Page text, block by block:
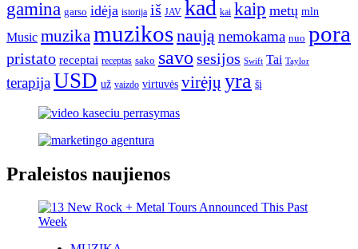
gamina garso idėja istorija iš JAV kad kai kaip metų mln
Music muzika muzikosnaują nemokama nuo pora
pristato receptai receptas sako savo sesijos Swift Tai Taylor
terapijaUSD už vaizdo virtuvės virėjų yra šį
Praleistos naujienos